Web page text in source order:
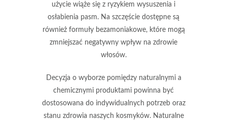
użycie wiąże się z ryzykiem wysuszenia i
osłabienia pasm. Na szczęście dostępne są
również formuły bezamoniakowe, które mogą
zmniejszać negatywny wpływ na zdrowie
włosów.
Decyzja o wyborze pomiędzy naturalnymi a
chemicznymi produktami powinna być
dostosowana do indywidualnych potrzeb oraz
stanu zdrowia naszych kosmyków. Naturalne